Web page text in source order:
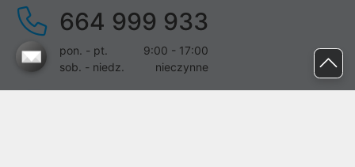
664 999 933
pon. - pt.
9:00 - 17:00
sob. - niedz.
nieczynne